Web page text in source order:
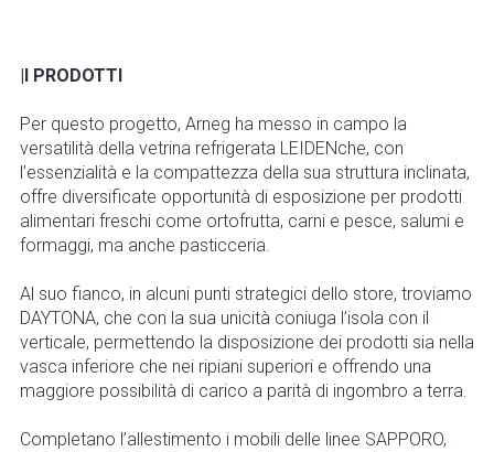
|I PRODOTTI
Per questo progetto, Arneg ha messo in campo la
versatilità della vetrina refrigerata LEIDENche, con
l’essenzialità e la compattezza della sua struttura inclinata,
offre diversificate opportunità di esposizione per prodotti
alimentari freschi come ortofrutta, carni e pesce, salumi e
formaggi, ma anche pasticceria.
Al suo fianco, in alcuni punti strategici dello store, troviamo
DAYTONA, che con la sua unicità coniuga l’isola con il
verticale, permettendo la disposizione dei prodotti sia nella
vasca inferiore che nei ripiani superiori e offrendo una
maggiore possibilità di carico a parità di ingombro a terra.
Completano l’allestimento i mobili delle linee SAPPORO,